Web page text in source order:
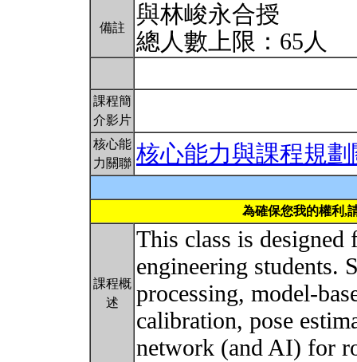
備註
與林峻永合授
總人數上限：65人
課程簡
介影片
核心能
力關聯 核心能力與課程規
為確保您我的權利,
課程概
述
This class is
engineering students.
processing, model-
calibration, pose
network (and AI) for